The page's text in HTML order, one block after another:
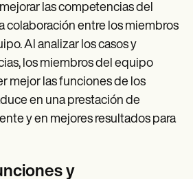
las competencias del
colaboración entre los miembros
Al analizar los casos y
los miembros del equipo
mejor las funciones de los
en una prestación de
y en mejores resultados para
y